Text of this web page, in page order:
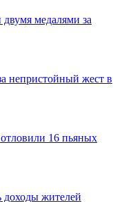
медалями за
непристойный жест в
16 пьяных
доходы жителей